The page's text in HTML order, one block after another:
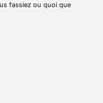
fassiez ou quoi que